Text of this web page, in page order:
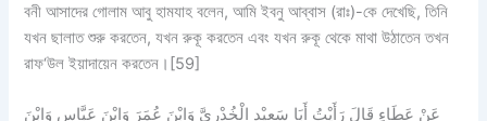
বনী আসাদের গোলাম আবু হামযাহ বলেন, আমি ইবনু আব্বাস (রাঃ)-কে দেখেছি, তিনি
যখন ছালাত শুরু করতেন, যখন রুকূ করতেন এবং যখন রুকূ থেকে মাথা উঠাতেন তখন
রাফ‘উল ইয়াদায়েন করতেন।[59]
عَنْ عَطَاءٍ قَالَ رَأَيْتُ أَبَا سَعِيْدٍ الْخُدْرِيَّ وَابْنَ عُمَرَ وَابْنَ عَبَّاسٍ وَابْنَ